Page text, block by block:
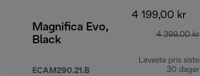
Magnifica Evo,
Black
ECAM290.21.B
4 199,00 kr
4 399,00 kr
Laveste pris siste
30 dager